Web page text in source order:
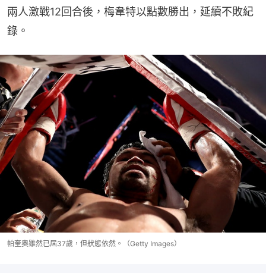
兩人激戰12回合後，梅韋特以點數勝出，延續不敗紀
錄。
帕奎奧雖然已屆37歲，但狀態依然。（Getty Images）